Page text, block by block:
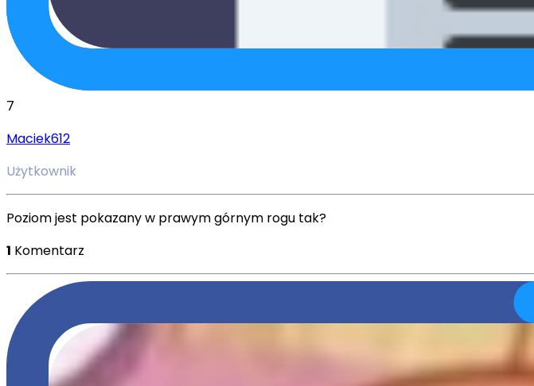
7
Maciek612
Użytkownik
Poziom jest pokazany w prawym górnym rogu tak?
1 Komentarz